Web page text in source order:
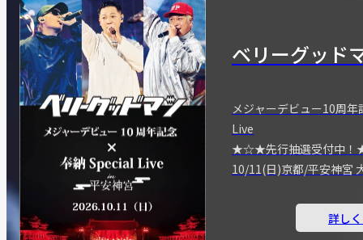
ベリーグッド
メジャーデビュー10周
Live
★☆★先行抽選受付中
10/11(日)京都/平安神宮
詳し